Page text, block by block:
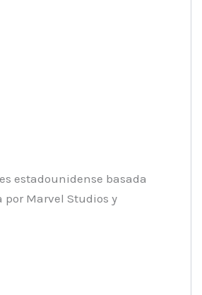
estadounidense basada
por Marvel Studios y